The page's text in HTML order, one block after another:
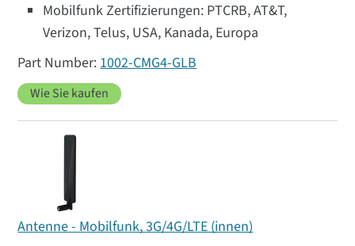
Mobilfunk Zertifizierungen: PTCRB, AT&T,
Verizon, Telus, USA, Kanada, Europa
1002-CMG4-GLB
Wie Sie kaufen
Antenne - Mobilfunk, 3G/4G/LTE (innen)